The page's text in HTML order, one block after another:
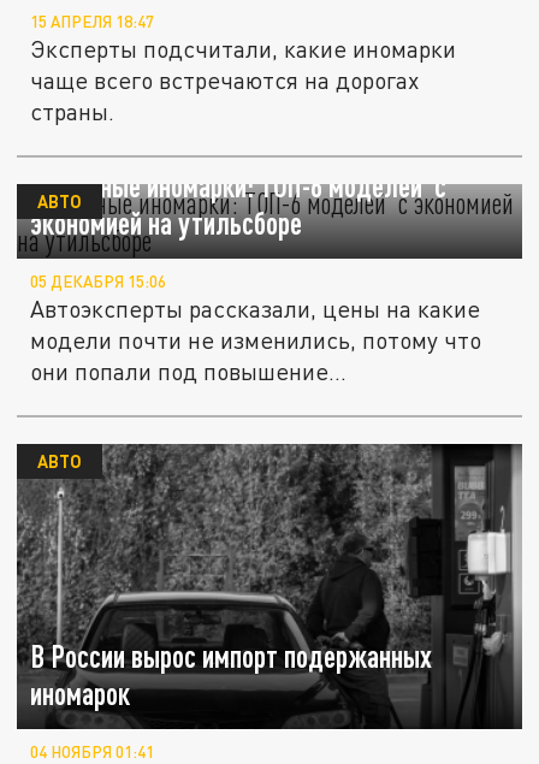
15 АПРЕЛЯ 18:47
Эксперты подсчитали, какие иномарки
чаще всего встречаются на дорогах
страны.
Выгодные иномарки: ТОП-6 моделей с
экономией на утильсборе
АВТО
05 ДЕКАБРЯ 15:06
Автоэксперты рассказали, цены на какие
модели почти не изменились, потому что
они попали под повышение...
В России вырос импорт подержанных
иномарок
АВТО
04 НОЯБРЯ 01:41